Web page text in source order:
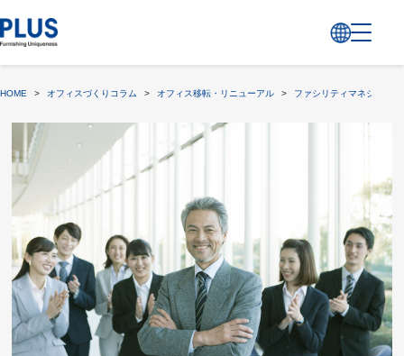
HOME > オフィスづくりコラム > オフィス移転・リニューアル > ファシリティマネジメン